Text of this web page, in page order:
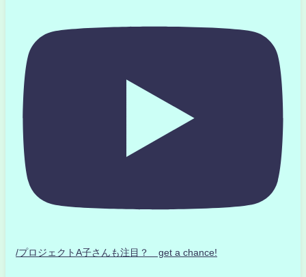
/プロジェクトA子さんも注目？ get a chance!